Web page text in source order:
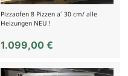
Pizzaofen 8 Pizzen a´ 30 cm/ alle
Heizungen NEU !
1.099,00€